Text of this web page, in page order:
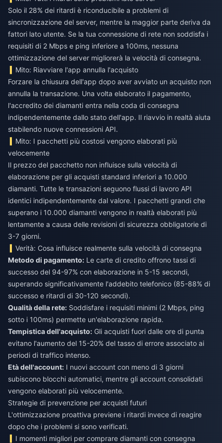
Solo il 28% dei ritardi è riconducibile a problemi di
sincronizzazione del server, mentre la maggior parte deriva da
fattori lato utente. Se la tua connessione di rete non soddisfa i
requisiti di 2 Mbps e ping inferiore a 100ms, nessuna
ottimizzazione del server migliorerà la velocità di consegna.
Mito: Riavviare l'app annulla l'acquisto
Forzare la chiusura dell'app dopo aver avviato un acquisto non
annulla la transazione. Una volta elaborato il pagamento,
l'accredito dei diamanti entra nella coda di consegna
indipendentemente dallo stato dell'app. Il riavvio in realtà aiuta
stabilendo nuove connessioni API.
Mito: I pacchetti più costosi vengono elaborati più
velocemente
Il prezzo del pacchetto non influisce sulla velocità di
elaborazione per gli acquisti standard inferiori a 10.000
diamanti. Tutte le transazioni seguono flussi di lavoro API
identici indipendentemente dal valore. I pacchetti grandi che
superano i 10.000 diamanti vengono in realtà elaborati più
lentamente a causa delle revisioni di sicurezza obbligatorie di
3-7 giorni.
Verità: Cosa influisce realmente sulla velocità di consegna
Metodo di pagamento: Le carte di credito offrono tassi di
successo del 94-97% con elaborazione in 5-15 secondi,
superando significativamente l'addebito telefonico (85-88% di
successo e ritardi di 30-120 secondi).
Qualità della rete: Soddisfare i requisiti minimi (2 Mbps, ping
sotto i 100ms) permette un'elaborazione rapida.
Tempistica dell'acquisto: Gli acquisti fuori dalle ore di punta
evitano l'aumento del 15-20% del tasso di errore associato ai
periodi di traffico intenso.
Età dell'account: I nuovi account con meno di 3 giorni
subiscono blocchi automatici, mentre gli account consolidati
vengono elaborati più velocemente.
Strategie di prevenzione per acquisti futuri
L'ottimizzazione proattiva previene i ritardi invece di reagire
dopo che i problemi si sono verificati.
I momenti migliori per comprare diamanti con consegna